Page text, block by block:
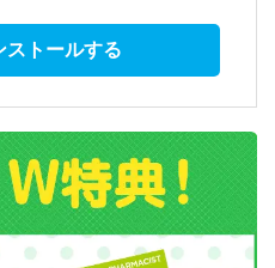
ストールする